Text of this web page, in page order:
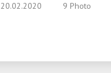
20.02.2020 9 Photo